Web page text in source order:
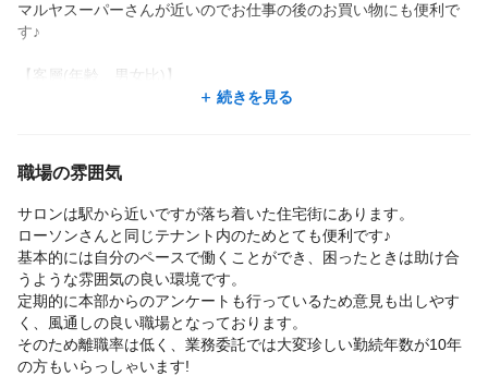
マルヤスーパーさんが近いのでお仕事の後のお買い物にも便利で
す♪
【客層(年齢、男女比)】
若いお客様から年配の方まで幅広い客層です。
【営業時間】
営業時間/9:00～19:00
最終受付/カット18:00 パーマ・カラー17:15 縮毛矯正ストレート1
6:00
定休日/年末年始のみ
◇予約不要 ◇大型駐車場あり
◇託児室のみご予約あり
【スタッフ数、男女比、平均年齢】
そのときの店舗の状況やシフトによりますが女性がやや多めで
続きを見る
職場の雰囲気
サロンは駅から近いですが落ち着いた住宅街にあります。
ローソンさんと同じテナント内のためとても便利です♪
基本的には自分のペースで働くことができ、困ったときは助け合
うような雰囲気の良い環境です。
定期的に本部からのアンケートも行っているため意見も出しやす
く、風通しの良い職場となっております。
そのため離職率は低く、業務委託では大変珍しい勤続年数が10年
の方もいらっしゃいます!